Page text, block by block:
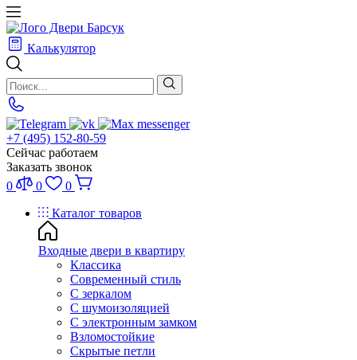
Калькулятор
+7 (495) 152-80-59
Сейчас работаем
Заказать звонок
0
0
0
Каталог товаров
Входные двери в квартиру
Классика
Современный стиль
С зеркалом
С шумоизоляцией
С электронным замком
Взломостойкие
Скрытые петли